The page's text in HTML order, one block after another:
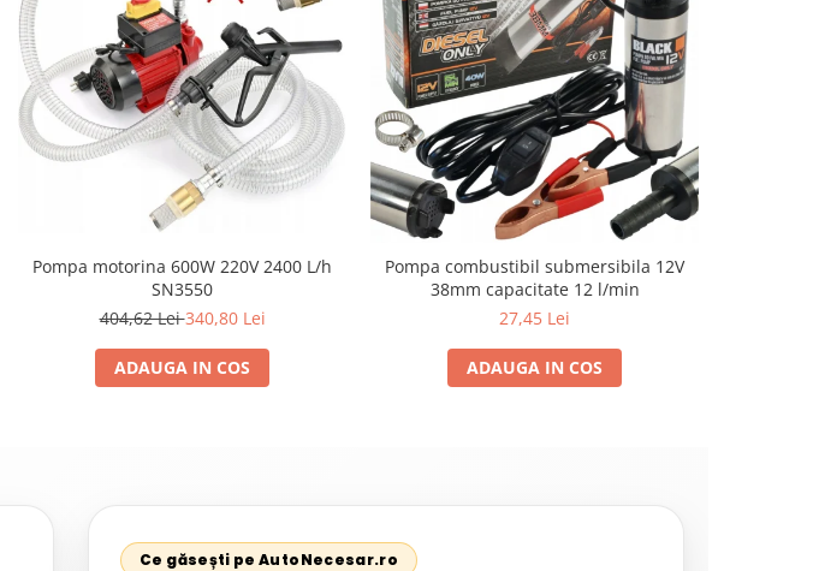
Pompa motorina 600W 220V 2400 L/h
SN3550
404,62 Lei340,80 Lei
ADAUGA IN COS
Pompa combustibil submersibila 12V
38mm capacitate 12 l/min
27,45 Lei
ADAUGA IN COS
Ce găsești pe AutoNecesar.ro